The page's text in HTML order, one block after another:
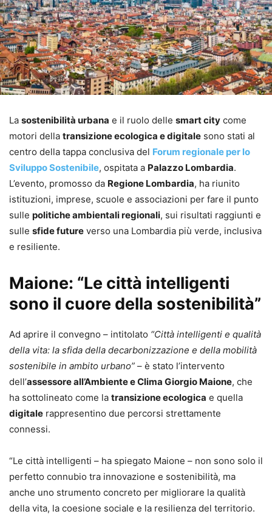
La sostenibilità urbana e il ruolo delle smart city come
motori della transizione ecologica e digitale sono stati al
centro della tappa conclusiva del Forum regionale per lo
Sviluppo Sostenibile, ospitata a Palazzo Lombardia.
L’evento, promosso da Regione Lombardia, ha riunito
istituzioni, imprese, scuole e associazioni per fare il punto
sulle politiche ambientali regionali, sui risultati raggiunti e
sulle sfide future verso una Lombardia più verde, inclusiva
e resiliente.
Maione: “Le città intelligenti
sono il cuore della sostenibilità”
Ad aprire il convegno – intitolato “Città intelligenti e qualità
della vita: la sfida della decarbonizzazione e della mobilità
sostenibile in ambito urbano” – è stato l’intervento
dell’assessore all’Ambiente e Clima Giorgio Maione, che
ha sottolineato come la transizione ecologica e quella
digitale rappresentino due percorsi strettamente
connessi.
“Le città intelligenti – ha spiegato Maione – non sono solo il
perfetto connubio tra innovazione e sostenibilità, ma
anche uno strumento concreto per migliorare la qualità
della vita, la coesione sociale e la resilienza del territorio.